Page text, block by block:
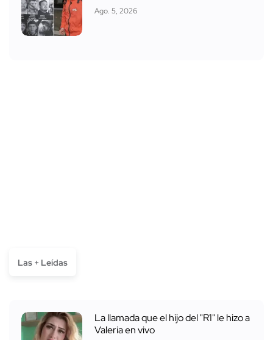
Ago. 5, 2026
Las + Leídas
La llamada que el hijo del "R1" le hizo a
Valeria en vivo